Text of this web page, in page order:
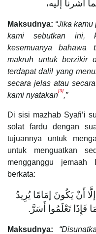
أشرنا إليه،
Maksudnya: “Jika
kami sebutkan ini,
kesemuanya
makruh untuk berzikir
terdapat dalil yang
secara jelas atau
kami nyatakan[3],”
Di sisi mazhab Syafi’i
solat fardu dengan
tujuannya untuk
untuk menguatkan
mengganggu
berkata:
أَنْ يَكُونَ إمَامًا يُرِيدُ
فَإِذَا تَعْلَمُوا أَسَرَّ.
Maksudnya: